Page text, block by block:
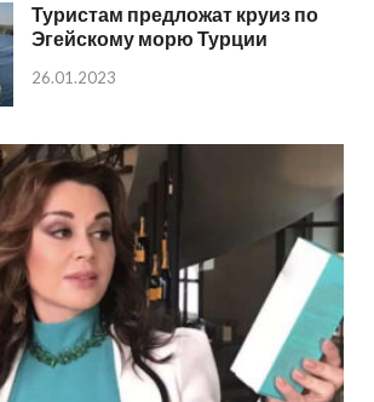
Туристам предложат круиз по
Эгейскому морю Турции
26.01.2023